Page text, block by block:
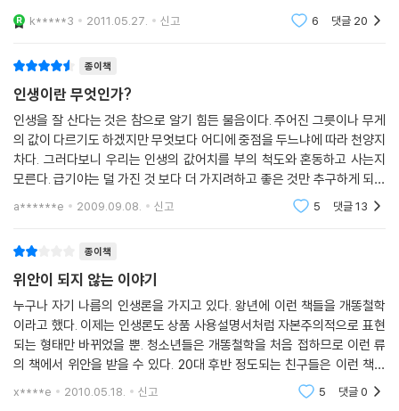
야 할지에 대한 사용 설명이 친절하게 적혀있다.1장 당신은 누구십니까?
2장 왜
k*****3 2011.05.27. 신고 6 댓글 20
종이책
인생이란 무엇인가?
인생을 잘 산다는 것은 참으로 알기 힘든 물음이다. 주어진 그릇이나 무게
의 값이 다르기도 하겠지만 무엇보다 어디에 중점을 두느냐에 따라 천양지
차다. 그러다보니 우리는 인생의 값어치를 부의 척도와 혼동하고 사는지
모른다. 급기야는 덜 가진 것 보다 더 가지려하고 좋은 것만 추구하게 되는
물질의 욕망과 정체성을 혼동한다. 혹자는 그럴지도 모르겠다. 우리가 금
a******e 2009.09.08. 신고 5 댓글13
종이책
위안이 되지 않는 이야기
누구나 자기 나름의 인생론을 가지고 있다. 왕년에 이런 책들을 개똥철학
이라고 했다. 이제는 인생론도 상품 사용설명서처럼 자본주의적으로 표현
되는 형태만 바뀌었을 뿐. 청소년들은 개똥철학을 처음 접하므로 이런 류
의 책에서 위안을 받을 수 있다. 20대 후반 정도되는 친구들은 이런 책에
많이 속아봤기 때문에 더 이상 위안받지 않는 듯하다. 별 근거도 없는, 상식
x****e 2010.05.18. 신고 5 댓글0